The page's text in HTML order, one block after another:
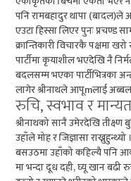
पनि रामबहादुर थापा (बादल)ले
एउटा हिस्सा लिएर पुनः प्रचण्ड
क्रान्तिकारी विचारकै पक्षमा
पार्टीमा कृयाशील भएदेखि नै
बदलसम्म भएका पार्टीभित्रका
लागेर श्रीनाथले आपूmलाई अब्बल
रुचि, स्वभाव र
श्रीनाथको सानै उमेरदेखि तीक्ष्ण
उहाँले मोह र जिज्ञासा
बसउठमा उहाँको कहिल्यै पनि
मा भन्दा दूध दही, घ्यू खान बढी